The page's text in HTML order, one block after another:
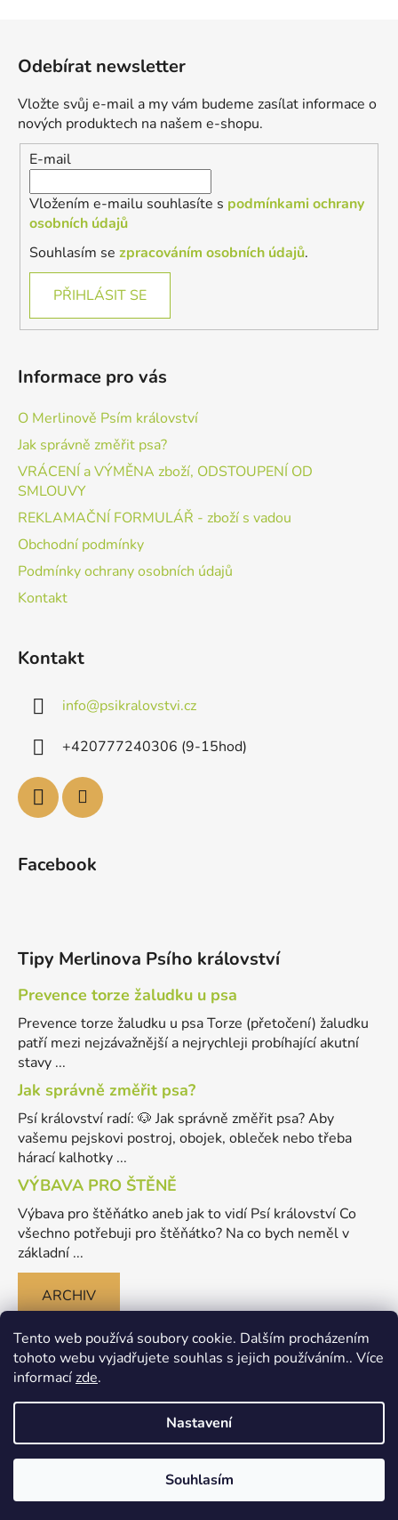
Tento web používá soubory cookie. Dalším procházením
tohoto webu vyjadřujete souhlas s jejich používáním.. Více
informacízde.
Nastavení
Souhlasím
Odebírat newsletter
Vložte svůj e-mail a my vám budeme zasílat informace o
nových produktech na našem e-shopu.
E-mail
Vložením e-mailu souhlasíte s podmínkami ochrany
osobních údajů
Souhlasím se zpracováním osobních údajů.
PŘIHLÁSIT SE
Informace pro vás
O Merlinově Psím království
Jak správně změřit psa?
VRÁCENÍ a VÝMĚNA zboží, ODSTOUPENÍ OD
SMLOUVY
REKLAMAČNÍ FORMULÁŘ - zboží s vadou
Obchodní podmínky
Podmínky ochrany osobních údajů
Kontakt
Kontakt
info@psikralovstvi.cz
+420777240306 (9-15hod)
Facebook
Tipy Merlinova Psího království
Prevence torze žaludku u psa
Prevence torze žaludku u psa Torze (přetočení) žaludku
patří mezi nejzávažnější a nejrychleji probíhající akutní
stavy ...
Jak správně změřit psa?
Psí království radí: 🐶 Jak správně změřit psa? Aby
vašemu pejskovi postroj, obojek, obleček nebo třeba
hárací kalhotky ...
VÝBAVA PRO ŠTĚNĚ
Výbava pro štěňátko aneb jak to vidí Psí království Co
všechno potřebuji pro štěňátko? Na co bych neměl v
základní ...
ARCHIV
Vytvořil Shoptet
Merlinovo Psikralovstvi.cz - eshop pro
psy. Všechna práva vyhrazena.